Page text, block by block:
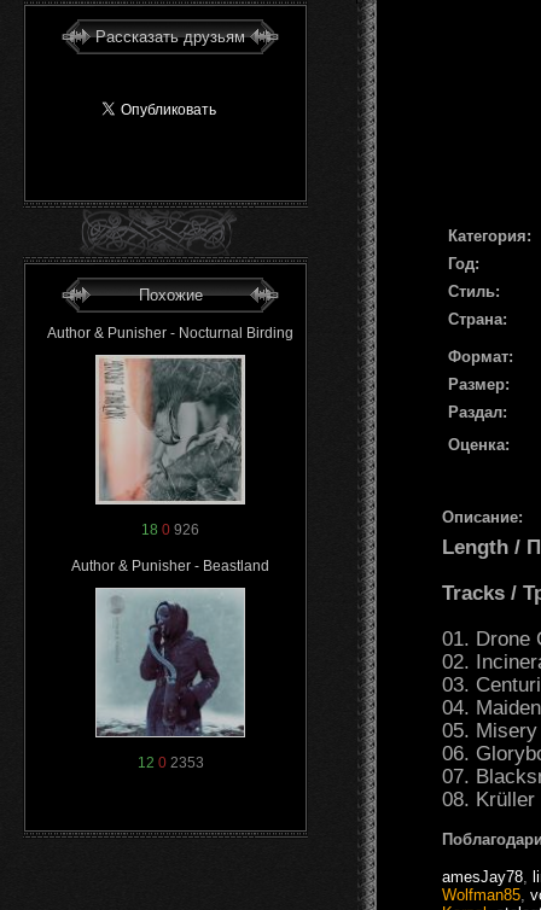
Рассказать друзьям
Похожие
Author & Punisher - Nocturnal Birding
18 0 926
Author & Punisher - Beastland
12 02353
Категория:
Год:
Стиль:
Страна:
Формат:
Размер:
Раздал:
Оценка:
Описание:
Length /
Tracks /
01. Drone
02.
03.
04.
05. Misery
06.
07.
08. Krüller
amesJay78
Wolfman85